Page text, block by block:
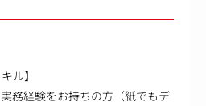
ル】
務経験をお持ちの方（紙でもデ